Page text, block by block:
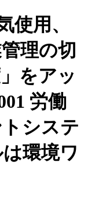
使用、
理の切
をアッ
労働
システ
環境ワ